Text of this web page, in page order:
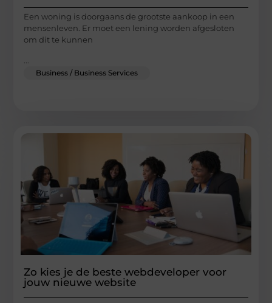
Een woning is doorgaans de grootste aankoop in een
mensenleven. Er moet een lening worden afgesloten
om dit te kunnen
Business / Business Services
Zo kies je de beste webdeveloper voor
jouw nieuwe website